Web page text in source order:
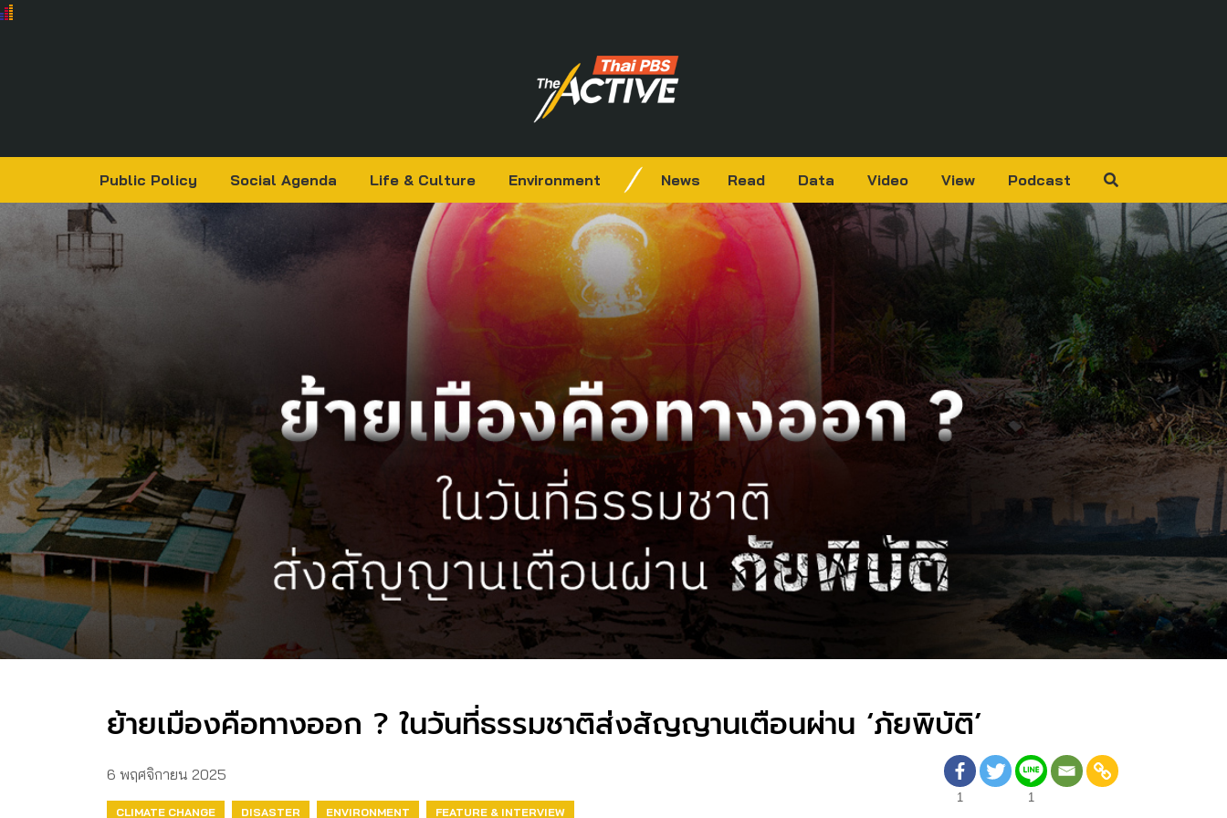
Public Policy Social Agenda Life & Culture Environment News Read Data Video View Podcast
ย้ายเมืองคือทางออก ? ในวันที่ธรรมชาติส่งสัญญานเตือนผ่าน ‘ภัยพิบัติ’
6 พฤศจิกายน 2025
CLIMATE CHANGE DISASTER ENVIRONMENT FEATURE & INTERVIEW
1 1